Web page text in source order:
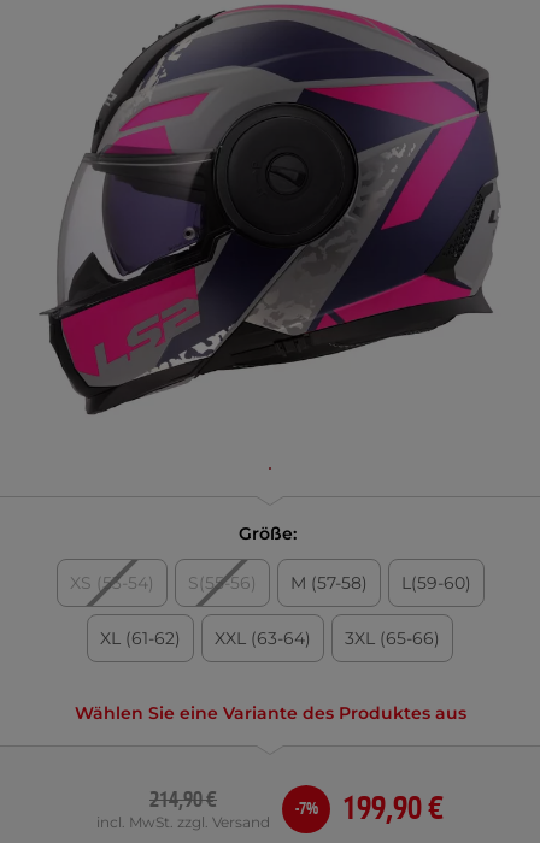
Größe:
XS (53-54) S(55-56) M (57-58) L(59-60)
XL (61-62) XXL (63-64) 3XL (65-66)
Wählen Sie eine Variante des Produktes aus
199,90 €
214,90 €
incl. MwSt. zzgl. Versand
-7%